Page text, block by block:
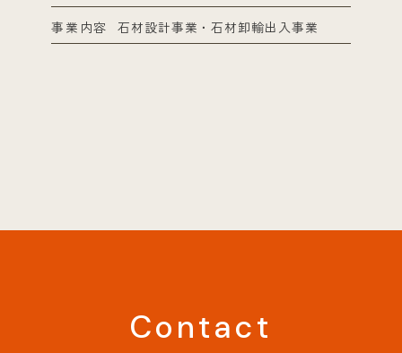
事業内容 石材設計事業・石材卸輸出入事業
Contact